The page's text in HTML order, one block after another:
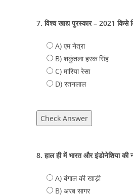
7. विश्व खाद्य पुरस्कार – 2021 किसे
A) एम नेत्रा
B) शकुंतला हरक सिंह
C) मारिया रेसा
D) रतनलाल
Check Answer
8. हाल ही में भारत और इंडोनेशिया
A) बंगाल की खाड़ी
B) अरब सागर